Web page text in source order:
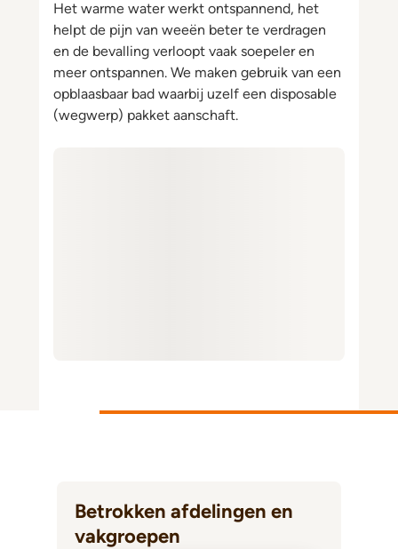
Het warme water werkt ontspannend, het
helpt de pijn van weeën beter te verdragen
en de bevalling verloopt vaak soepeler en
meer ontspannen. We maken gebruik van een
opblaasbaar bad waarbij uzelf een disposable
(wegwerp) pakket aanschaft.
Betrokken afdelingen en
vakgroepen